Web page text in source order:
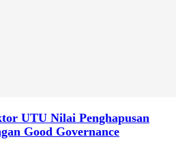
UTU Nilai Penghapusan
Good Governance